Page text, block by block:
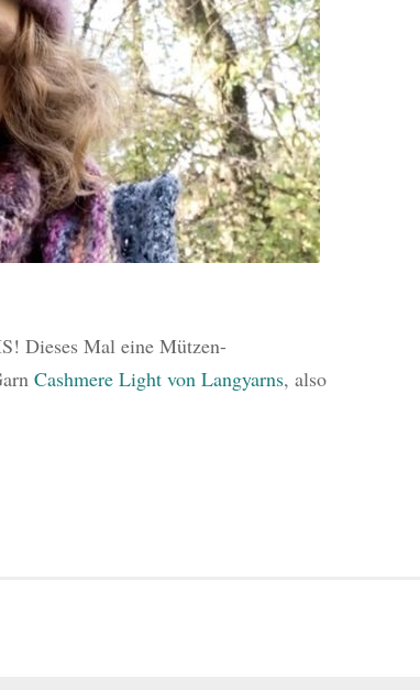
Dieses Mal eine Mützen-
Cashmere Light von Langyarns, also